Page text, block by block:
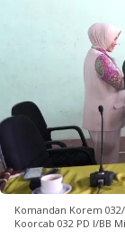
Komandan Korem
Koorcab 032 PD I/BB